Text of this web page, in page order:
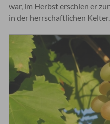
war, im Herbst erschien er zur
in der herrschaftlichen Kelter.